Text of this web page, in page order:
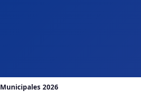
Municipales 2026